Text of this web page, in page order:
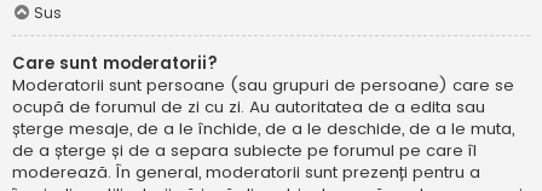
Sus
Care sunt moderatorii?
Moderatorii sunt persoane (sau grupuri de persoane) care se
ocupă de forumul de zi cu zi. Au autoritatea de a edita sau
șterge mesaje, de a le închide, de a le deschide, de a le muta,
de a șterge și de a separa subiecte pe forumul pe care îl
moderează. În general, moderatorii sunt prezenți pentru a